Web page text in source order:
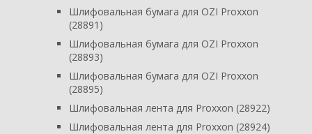
Шлифовальная бумага для OZI Proxxon
(28891)
Шлифовальная бумага для OZI Proxxon
(28893)
Шлифовальная бумага для OZI Proxxon
(28895)
Шлифовальная лента для Proxxon (28922)
Шлифовальная лента для Proxxon (28924)